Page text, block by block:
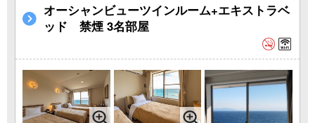
オーシャンビューツインルーム+エキストラベ
ッド 禁煙 3名部屋